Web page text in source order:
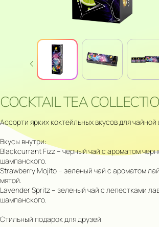
COCKTAIL TEA
Ассорти ярких коктейльных вкусов для чайной
Вкусы внутри:
Blackcurrant Fizz – черный чай с ароматом
шампанского.
Strawberry Mojito – зеленый чай с ароматом
мятой.
Lavender Spritz – зеленый чай с лепестками
шампанского.
Стильный подарок для друзей.